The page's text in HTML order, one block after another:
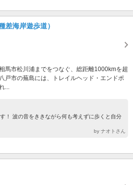
差海岸遊歩道）
馬市松川浦までをつなぐ、総距離1000kmを超
戸市の蕪島には、トレイルヘッド・エンドポ
...
！ 波の音をききながら何も考えずに歩くと自分
by ナオトさん